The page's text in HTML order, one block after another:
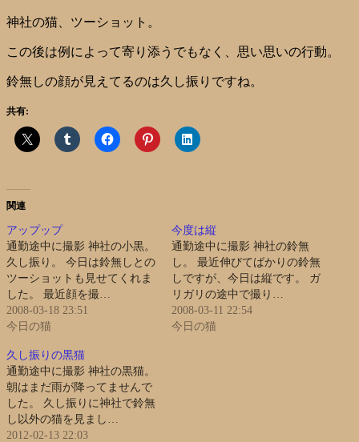
神社の猫、ツーショット。
この後は例によって寄り添うでもなく、思い思いの行動。
鈴無しの顔が見えてるのは久し振りですね。
共有:
関連
アップップ
通勤途中に撮影 神社の小黒。
久し振り。 今日は鈴無しとの
ツーショットも見せてくれま
した。 最近顔を撮…
2008-03-18 23:51
今日の猫
今度は縦
通勤途中に撮影 神社の鈴無
し。 最近伸びてばかりの鈴無
しですが、今日は縦です。 ガ
リガリの途中で撮り…
2008-03-11 22:54
今日の猫
久し振りの黒猫
通勤途中に撮影 神社の黒猫。
朝はまだ雨が降ってませんで
した。 久し振りに神社で鈴無
し以外の猫を見まし…
2012-02-13 22:03